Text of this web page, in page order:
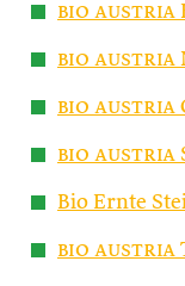
bio austria
bio austria
bio austria
bio austria
Bio Ernte
bio austria